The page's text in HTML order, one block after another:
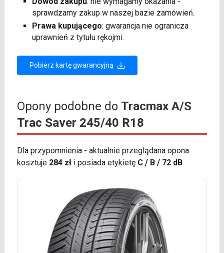
sprawdzamy zakup w naszej bazie zamówień.
Prawa kupującego: gwarancja nie ogranicza
uprawnień z tytułu rękojmi.
Pobierz kartę gwarancyjną
Opony podobne do Tracmax A/S
Trac Saver 245/40 R18
Dla przypomnienia - aktualnie przeglądana opona
kosztuje 284 złi posiada etykietę C / B / 72 dB.